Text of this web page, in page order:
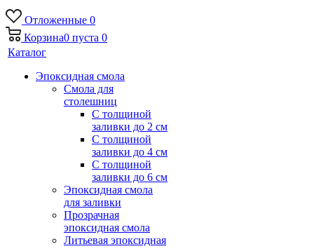
Отложенные 0
Корзина0 пуста 0
Каталог
Эпоксидная смола
Смола для
столешниц
С толщиной
заливки до 2 см
С толщиной
заливки до 4 см
С толщиной
заливки до 6 см
Эпоксидная смола
для заливки
Прозрачная
эпоксидная смола
Литьевая эпоксидная